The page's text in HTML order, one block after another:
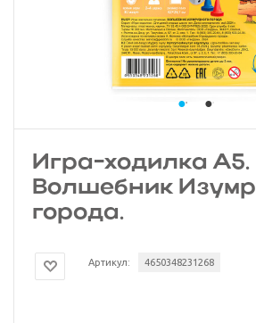
Игра-ходилка А5.
Волшебник
города.
Артикул: 4650348231268